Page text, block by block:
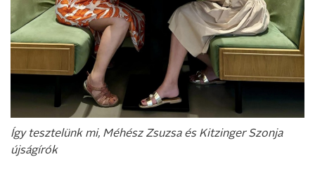
Így tesztelünk mi, Méhész Zsuzsa és Kitzinger Szonja
újságírók